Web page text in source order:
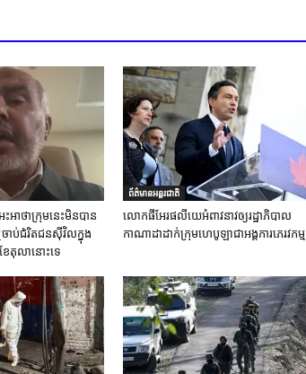
អាថាក្រុមនេះមិនបាន
ាប់ជំរិតជនស៊ីវិលក្នុង
ខែតុលានោះទេ
ព័ត៌មានអន្តរជាតិ
លោកផីអែរផលីយេអំពាវនាវឲ្យរដ្ឋាភិបាល
កាណាដាដាក់ក្រុមហេបូឡាជាអង្គការភេរវកម្ម